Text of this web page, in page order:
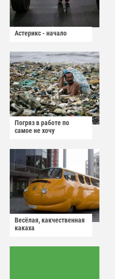
Астерикс - начало
Погряз в работе по
самое не хочу
Весёлая, какчественная
какаха